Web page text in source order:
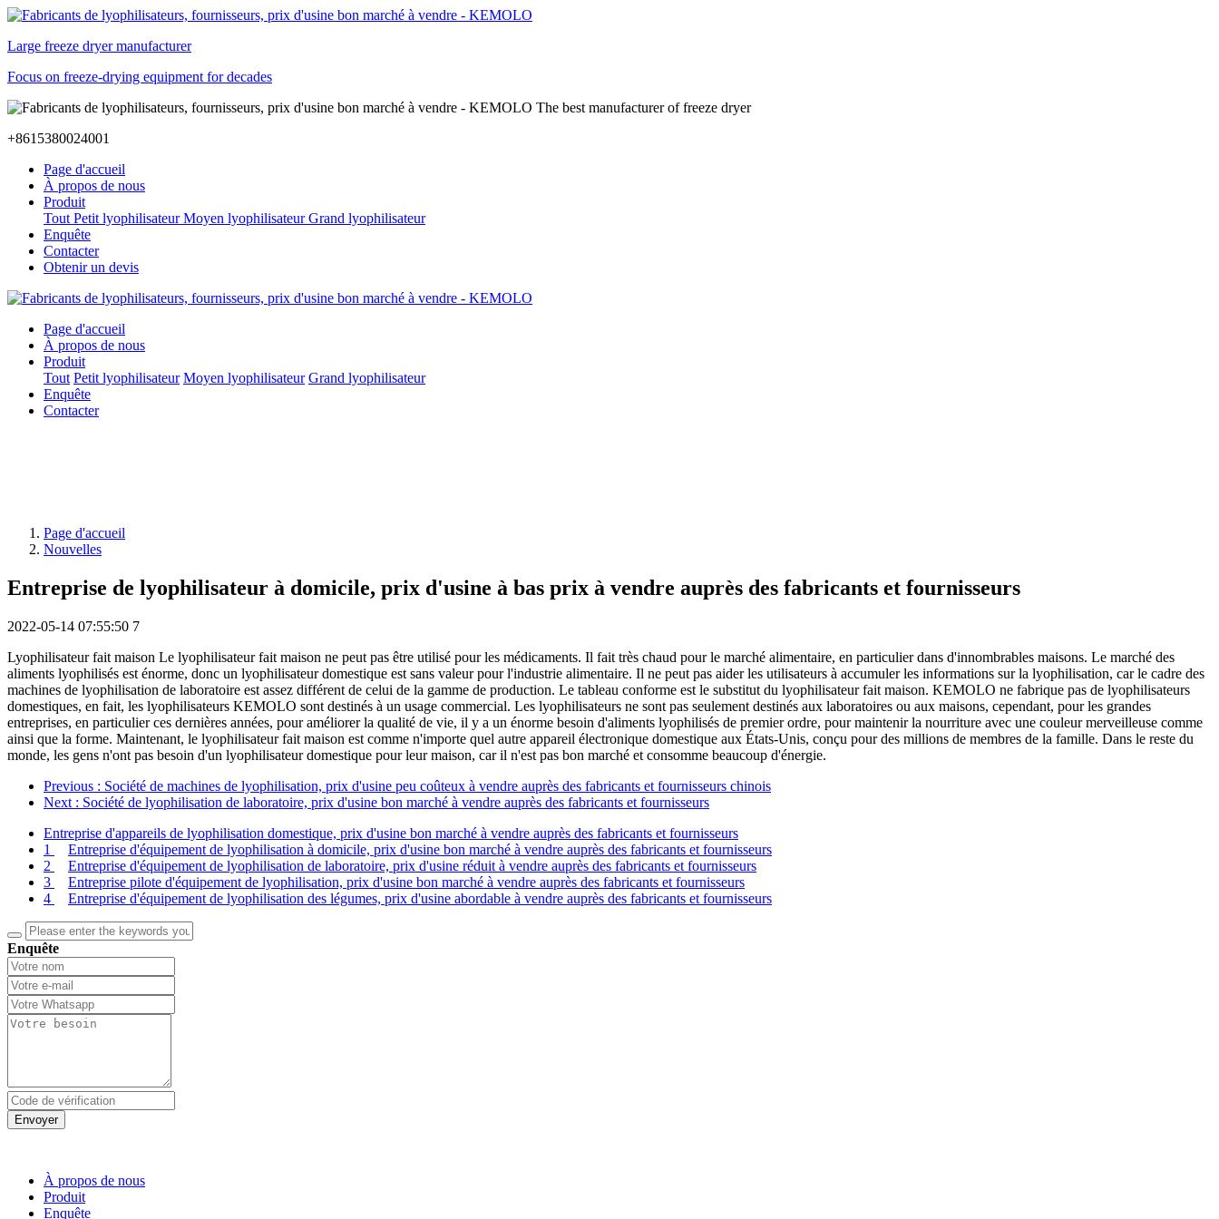
Large freeze dryer manufacturer
Focus on freeze-drying equipment for decades
The best manufacturer of freeze dryer
+8615380024001
Page d'accueil
À propos de nous
Produit
Tout Petit lyophilisateur Moyen lyophilisateur Grand lyophilisateur
Enquête
Contacter
Obtenir un devis
Page d'accueil
À propos de nous
Produit
Tout Petit lyophilisateur Moyen lyophilisateur Grand lyophilisateur
Enquête
Contacter
Page d'accueil
Nouvelles
Entreprise de lyophilisateur à domicile, prix d'usine à bas prix à vendre auprès des fabricants et fournisseurs
2022-05-14 07:55:50 7
Lyophilisateur fait maison Le lyophilisateur fait maison ne peut pas être utilisé pour les médicaments. Il fait très chaud pour le marché alimentaire, en particulier dans d'innombrables maisons. Le marché des
aliments lyophilisés est énorme, donc un lyophilisateur domestique est sans valeur pour l'industrie alimentaire. Il ne peut pas aider les utilisateurs à accumuler les informations sur la lyophilisation, car le cadre des
machines de lyophilisation de laboratoire est assez différent de celui de la gamme de production. Le tableau conforme est le substitut du lyophilisateur fait maison. KEMOLO ne fabrique pas de lyophilisateurs
domestiques, en fait, les lyophilisateurs KEMOLO sont destinés à un usage commercial. Les lyophilisateurs ne sont pas seulement destinés aux laboratoires ou aux maisons, cependant, pour les grandes
entreprises, en particulier ces dernières années, pour améliorer la qualité de vie, il y a un énorme besoin d'aliments lyophilisés de premier ordre, pour maintenir la nourriture avec une couleur merveilleuse comme
ainsi que la forme. Maintenant, le lyophilisateur fait maison est comme n'importe quel autre appareil électronique domestique aux États-Unis, conçu pour des millions de membres de la famille. Dans le reste du
monde, les gens n'ont pas besoin d'un lyophilisateur domestique pour leur maison, car il n'est pas bon marché et consomme beaucoup d'énergie.
Previous : Société de machines de lyophilisation, prix d'usine peu coûteux à vendre auprès des fabricants et fournisseurs chinois
Next : Société de lyophilisation de laboratoire, prix d'usine bon marché à vendre auprès des fabricants et fournisseurs
Entreprise d'appareils de lyophilisation domestique, prix d'usine bon marché à vendre auprès des fabricants et fournisseurs
1
Entreprise d'équipement de lyophilisation à domicile, prix d'usine bon marché à vendre auprès des fabricants et fournisseurs
2
Entreprise d'équipement de lyophilisation de laboratoire, prix d'usine réduit à vendre auprès des fabricants et fournisseurs
3
Entreprise pilote d'équipement de lyophilisation, prix d'usine bon marché à vendre auprès des fabricants et fournisseurs
4
Entreprise d'équipement de lyophilisation des légumes, prix d'usine abordable à vendre auprès des fabricants et fournisseurs
Enquête
Envoyer
À propos de nous
Produit
Enquête